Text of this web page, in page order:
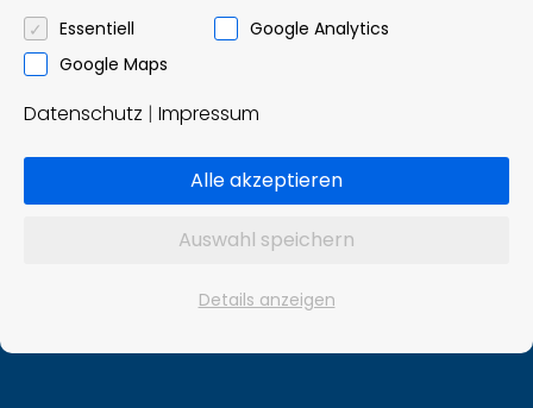
Ziddelrasen 8
Tel.: 036923 / 8 02 91
info@foerst-reisen.de
Konzept und Realisierung:
www.werbeagentur-impuls.de
Essentiell
Google Analytics
Google Maps
Datenschutz | Impressum
Alle akzeptieren
Auswahl speichern
Details anzeigen